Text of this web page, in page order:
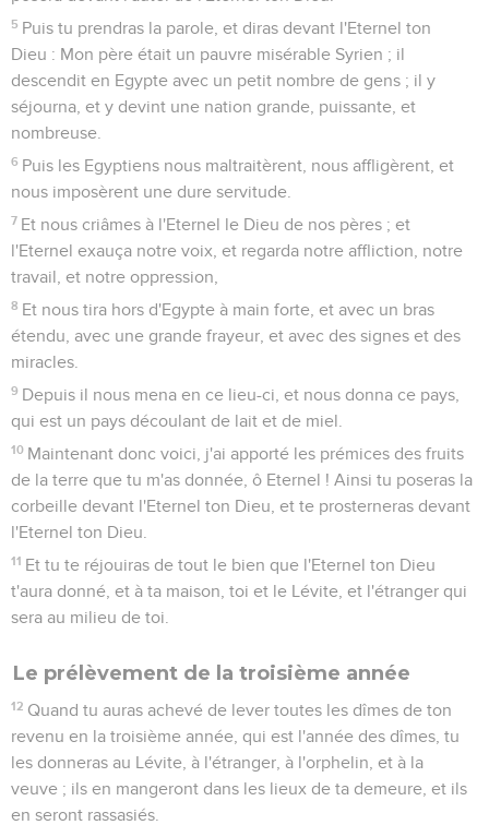
5 Puis tu prendras la parole, et diras devant l'Eternel ton
Dieu : Mon père était un pauvre misérable Syrien ; il
descendit en Egypte avec un petit nombre de gens ; il y
séjourna, et y devint une nation grande, puissante, et
nombreuse.
6 Puis les Egyptiens nous maltraitèrent, nous affligèrent, et
nous imposèrent une dure servitude.
7 Et nous criâmes à l'Eternel le Dieu de nos pères ; et
l'Eternel exauça notre voix, et regarda notre affliction, notre
travail, et notre oppression,
8 Et nous tira hors d'Egypte à main forte, et avec un bras
étendu, avec une grande frayeur, et avec des signes et des
miracles.
9 Depuis il nous mena en ce lieu-ci, et nous donna ce pays,
qui est un pays découlant de lait et de miel.
10 Maintenant donc voici, j'ai apporté les prémices des fruits
de la terre que tu m'as donnée, ô Eternel ! Ainsi tu poseras la
corbeille devant l'Eternel ton Dieu, et te prosterneras devant
l'Eternel ton Dieu.
11 Et tu te réjouiras de tout le bien que l'Eternel ton Dieu
t'aura donné, et à ta maison, toi et le Lévite, et l'étranger qui
sera au milieu de toi.
Le prélèvement de la troisième année
12 Quand tu auras achevé de lever toutes les dîmes de ton
revenu en la troisième année, qui est l'année des dîmes, tu
les donneras au Lévite, à l'étranger, à l'orphelin, et à la
veuve ; ils en mangeront dans les lieux de ta demeure, et ils
en seront rassasiés.